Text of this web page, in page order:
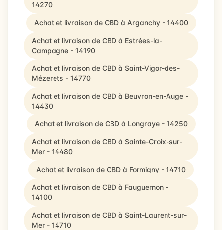
14270
Achat et livraison de CBD à Arganchy - 14400
Achat et livraison de CBD à Estrées-la-
Campagne - 14190
Achat et livraison de CBD à Saint-Vigor-des-
Mézerets - 14770
Achat et livraison de CBD à Beuvron-en-Auge -
14430
Achat et livraison de CBD à Longraye - 14250
Achat et livraison de CBD à Sainte-Croix-sur-
Mer - 14480
Achat et livraison de CBD à Formigny - 14710
Achat et livraison de CBD à Fauguernon -
14100
Achat et livraison de CBD à Saint-Laurent-sur-
Mer - 14710